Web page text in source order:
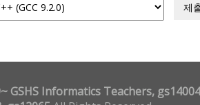
제
GSHS Informatics Teachers,